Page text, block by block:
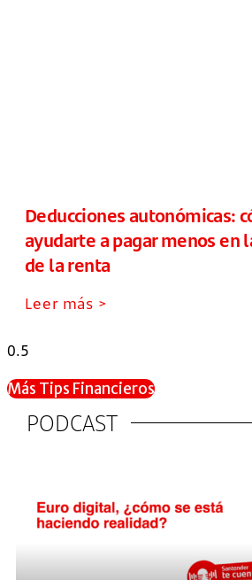
Deducciones autonómicas:
ayudarte a pagar menos en
de la renta
Leer más >
Más Tips Financieros
PODCAST